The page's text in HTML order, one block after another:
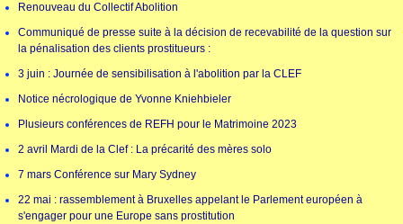
Renouveau du Collectif Abolition
Communiqué de presse suite à la décision de recevabilité de la question sur
la pénalisation des clients prostitueurs :
3 juin : Journée de sensibilisation à l'abolition par la CLEF
Notice nécrologique de Yvonne Kniehbieler
Plusieurs conférences de REFH pour le Matrimoine 2023
2 avril Mardi de la Clef : La précarité des mères solo
7 mars Conférence sur Mary Sydney
22 mai : rassemblement à Bruxelles appelant le Parlement européen à
s'engager pour une Europe sans prostitution